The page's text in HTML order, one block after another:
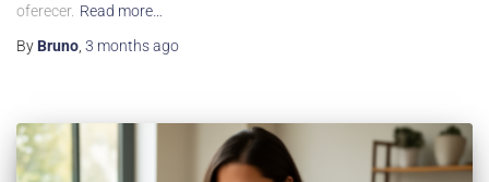
oferecer. Read more…
By Bruno 3 monthsago